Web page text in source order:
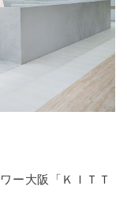
ー大阪「ＫＩＴＴ